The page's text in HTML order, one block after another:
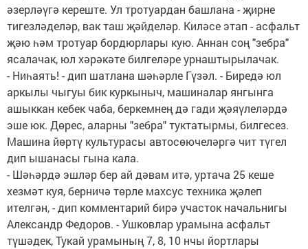
әзерләүгә кереште. Ул тротуардан башлана - җирне
тигезләделәр, вак таш җәйделәр. Киләсе этап - асфальт
җәю һәм тротуар бордюрлары кую. Аннан соң "зебра"
ясалачак, юл хәрәкәте билгеләре урнаштырылачак.
- Ниһаять! - дип шатлана шәһәрле Гүзәл. - Биредә юл
аркылы чыгуы бик куркыныч, машиналар янгынга
ашыккан кебек чаба, беркемнең дә гади җәяүлеләрдә
эше юк. Дөрес, аларны "зебра" туктатырмы, билгесез.
Машина йөртү культурасы автосөючеләргә чит түгел
дип ышанасы гына кала.
- Шәһәрдә эшләр бер ай дәвам итә, уртача 25 кеше
хезмәт куя, берничә төрле махсус техника җәлеп
ителгән, - дип комментарий бирә участок начальнигы
Александр Федоров. - Ушковлар урамына асфальт
түшәдек, Тукай урамының 7, 8, 10 нчы йортлары